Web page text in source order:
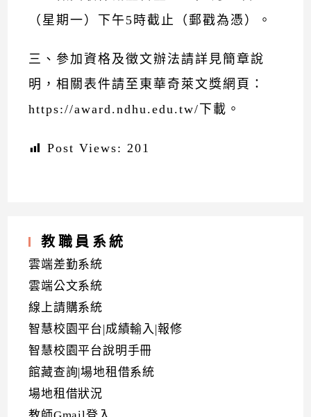
（星期一）下午5時截止（郵戳為憑）。
三、參加資格及徵文辦法請詳見簡章說
明，相關表件請至東華奇萊文獎網頁：
https://award.ndhu.edu.tw/ 下載。
Post Views: 201
教職員系統
雲端差勤系統
雲端公文系統
線上請購系統
智慧校園平台|成績輸入|報修
智慧校園平台說明手冊
館藏查詢|場地租借系統
場地租借狀況